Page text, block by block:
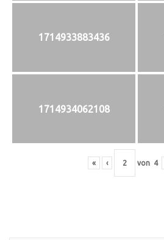
1714933883436
1714934062108
« ‹ von 4